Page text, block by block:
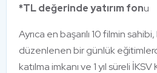
*TL değerinde yatırım fonu
Ayrıca en başarılı 10 filmin
düzenlenen bir günlük
katılma imkanı ve 1 yıl süreli İKSV